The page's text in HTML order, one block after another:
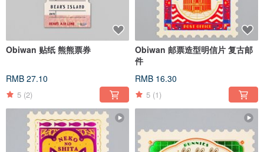
Obiwan 贴纸 熊熊票券
RMB 27.10
5 (2)
Obiwan 邮票造型明信片 复古邮
件
RMB 16.30
5 (1)